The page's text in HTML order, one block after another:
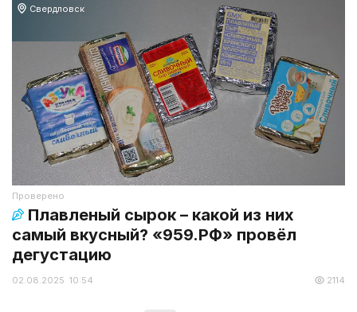
Свердловск
Проверено
Плавленый сырок – какой из них
самый вкусный? «959.РФ» провёл
дегустацию
02.08.2025 10:54 2114